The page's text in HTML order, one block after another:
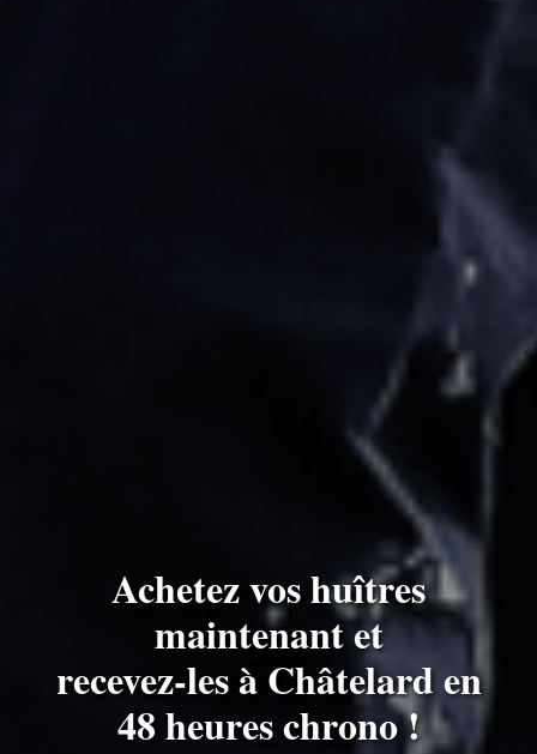
Achetez vos huîtres
maintenant et
recevez-les à Châtelard en
48 heures chrono !